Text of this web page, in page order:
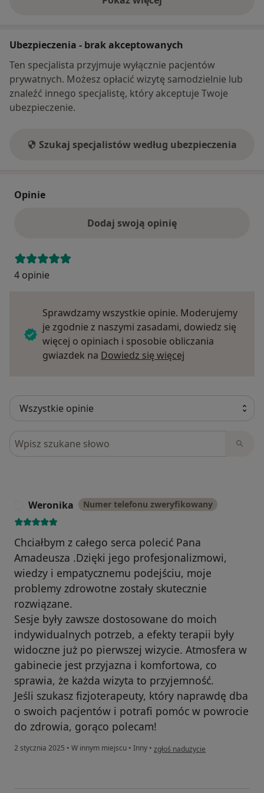
o adresie
Ubezpieczenia - brak akceptowanych
Ten specjalista przyjmuje wyłącznie pacjentów
prywatnych. Możesz opłacić wizytę samodzielnie lub
znaleźć innego specjalistę, który akceptuje Twoje
ubezpieczenie.
Szukaj specjalistów według ubezpieczenia
Opinie
Dodaj swoją opinię
4 opinie
Sprawdzamy wszystkie opinie. Moderujemy
je zgodnie z naszymi zasadami, dowiedz się
więcej o opiniach i sposobie obliczania
gwiazdek na Dowiedz się więcej
Szukaj w opiniach
Weronika Numer telefonu zweryfikowany
Chciałbym z całego serca polecić Pana
Amadeusza .Dzięki jego profesjonalizmowi,
wiedzy i empatycznemu podejściu, moje
problemy zdrowotne zostały skutecznie
rozwiązane.
Sesje były zawsze dostosowane do moich
indywidualnych potrzeb, a efekty terapii były
widoczne już po pierwszej wizycie. Atmosfera w
gabinecie jest przyjazna i komfortowa, co
sprawia, że każda wizyta to przyjemność.
Jeśli szukasz fizjoterapeuty, który naprawdę dba
o swoich pacjentów i potrafi pomóc w powrocie
do zdrowia, gorąco polecam!
2 stycznia 2025 • W innym miejscu • Inny • w opinii użytkownika Weronika
zgłoś nadużycie